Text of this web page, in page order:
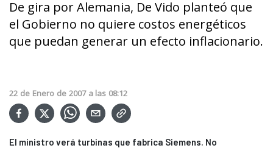
De gira por Alemania, De Vido planteó que
el Gobierno no quiere costos energéticos
que puedan generar un efecto inflacionario.
22 de Enero de 2007 a las 08:12
El ministro verá turbinas que fabrica Siemens. No